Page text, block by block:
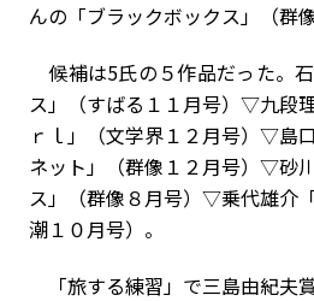
んの「ブラックボックス」（群
候補は5氏の５作品だった。
ス」（すばる１１月号）▽九段
ｒｌ」（文学界１２月号）▽島
ネット」（群像１２月号）▽砂
ス」（群像８月号）▽乗代雄介
潮１０月号）。
「旅する練習」で三島由紀夫